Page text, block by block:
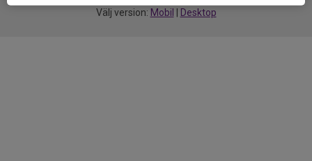
Välj version: Mobil Desktop